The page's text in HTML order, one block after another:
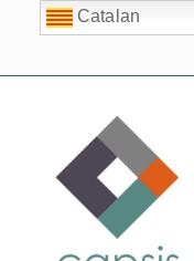
Catalan